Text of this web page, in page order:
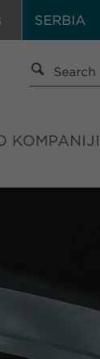
SERBIA